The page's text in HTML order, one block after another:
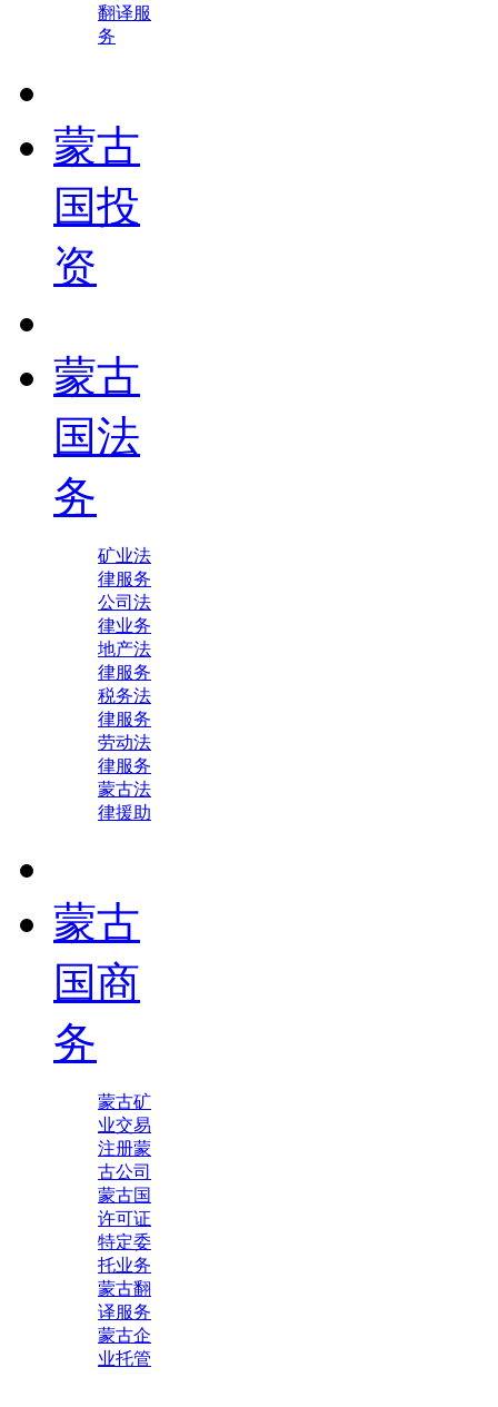
翻译服
务
蒙古
国投
资
蒙古
国法
务
矿业法
律服务
公司法
律业务
地产法
律服务
税务法
律服务
劳动法
律服务
蒙古法
律援助
蒙古
国商
务
蒙古矿
业交易
注册蒙
古公司
蒙古国
许可证
特定委
托业务
蒙古翻
译服务
蒙古企
业托管